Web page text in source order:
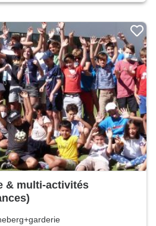
& multi-activités